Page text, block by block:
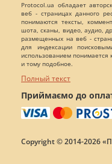
Protocol.ua обладает
веб - страницах данного
понимаются тексты,
шота, сканы, видео, аудио,
размещенных на веб -
для индексации
использованием понимается
и тому подобное.
Полный текст
Приймаємо до
Copyright © 2014-2026